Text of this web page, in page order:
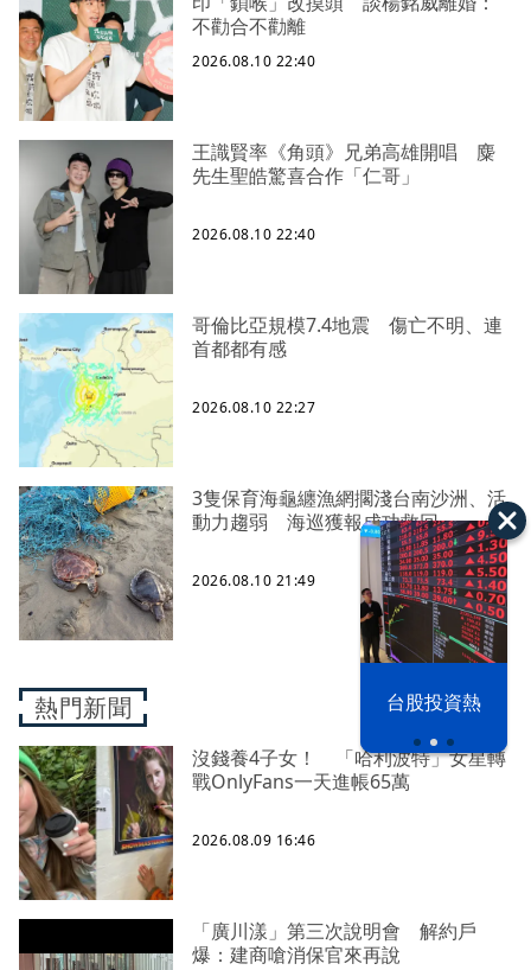
台股投資熱
不勸合不勸離
2026.08.10 22:40
王識賢率《角頭》兄弟高雄開唱 麋
先生聖皓驚喜合作「仁哥」
2026.08.10 22:40
哥倫比亞規模7.4地震 傷亡不明、連
首都都有感
2026.08.10 22:27
3隻保育海龜纏漁網擱淺台南沙洲、活
動力趨弱 海巡獲報成功救回
2026.08.10 21:49
熱門新聞
沒錢養4子女！ 「哈利波特」女星轉
戰OnlyFans一天進帳65萬
2026.08.09 16:46
「廣川漾」第三次說明會 解約戶
爆：建商嗆消保官來再說